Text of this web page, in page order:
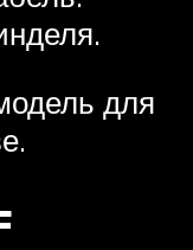
для